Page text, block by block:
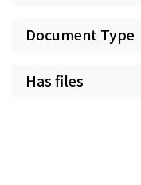
Document Type
Has files